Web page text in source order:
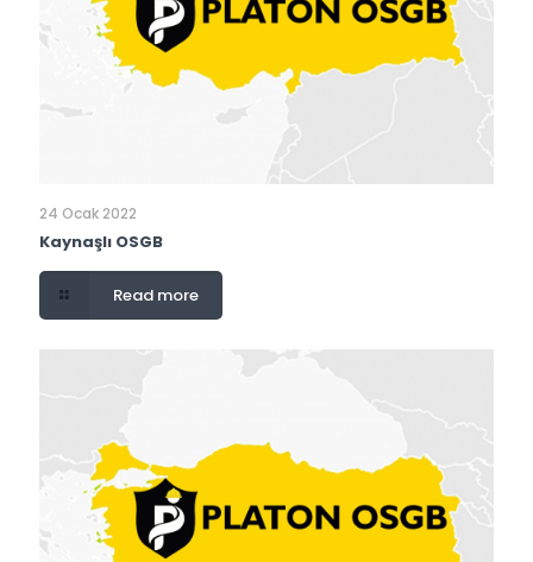
24 Ocak 2022
Kaynaşlı OSGB
Read more